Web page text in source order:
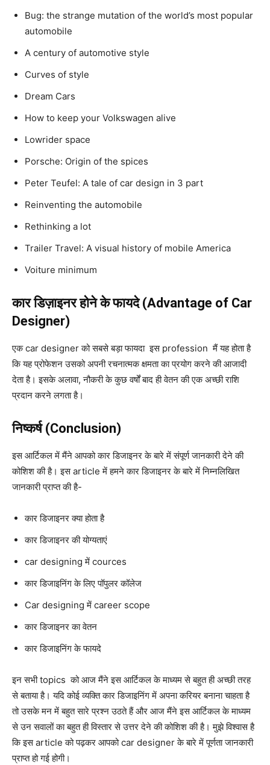
Bug: the strange mutation of the world’s most popular
automobile
A century of automotive style
Curves of style
Dream Cars
How to keep your Volkswagen alive
Lowrider space
Porsche: Origin of the spices
Peter Teufel: A tale of car design in 3 part
Reinventing the automobile
Rethinking a lot
Trailer Travel: A visual history of mobile America
Voiture minimum
कार डिज़ाइनर होने के फायदे (Advantage of Car
Designer)
एक car designer को सबसे बड़ा फायदा इस profession मैं यह होता है
कि यह प्रोफेशन उसको अपनी रचनात्मक क्षमता का प्रयोग करने की आजादी
देता है। इसके अलावा, नौकरी के कुछ वर्षों बाद ही वेतन की एक अच्छी राशि
प्रदान करने लगता है।
निष्कर्ष (Conclusion)
इस आर्टिकल में मैंने आपको कार डिजाइनर के बारे में संपूर्ण जानकारी देने की
कोशिश की है। इस article में हमने कार डिजाइनर के बारे में निम्नलिखित
जानकारी प्राप्त की है-
कार डिजाइनर क्या होता है
कार डिजाइनर की योग्यताएं
car designing में cources
कार डिजाइनिंग के लिए पॉपुलर कॉलेज
Car designing में career scope
कार डिजाइनर का वेतन
कार डिजाइनिंग के फायदे
इन सभी topics को आज मैंने इस आर्टिकल के माध्यम से बहुत ही अच्छी तरह
से बताया है। यदि कोई व्यक्ति कार डिजाइनिंग में अपना करियर बनाना चाहता है
तो उसके मन में बहुत सारे प्रश्न उठते हैं और आज मैंने इस आर्टिकल के माध्यम
से उन सवालों का बहुत ही विस्तार से उत्तर देने की कोशिश की है। मुझे विश्वास है
कि इस article को पढ़कर आपको car designer के बारे में पूर्णता जानकारी
प्राप्त हो गई होगी।